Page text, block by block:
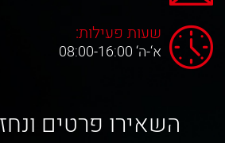
שעות פעילות:
א‘-ה‘ 08:00-16:00
השאירו פרטים